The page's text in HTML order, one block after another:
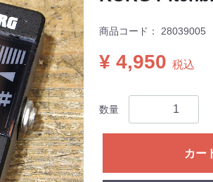
商品コード： 28039005
¥ 4,950 税込
数量
カー